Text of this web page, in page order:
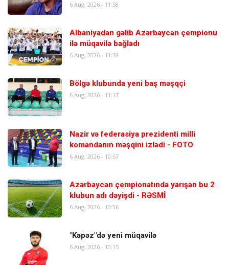
6 Aug, 2026 - 11:58
Albaniyadan gəlib Azərbaycan çempionu
ilə müqavilə bağladı
6 Aug, 2026 - 11:38
Bölgə klubunda yeni baş məşqçi
6 Aug, 2026 - 11:17
Nazir və federasiya prezidenti milli
komandanın məşqini izlədi - FOTO
6 Aug, 2026 - 10:57
Azərbaycan çempionatında yarışan bu 2
klubun adı dəyişdi - RƏSMİ
6 Aug, 2026 - 10:36
"Kəpəz"də yeni müqavilə
6 Aug, 2026 - 10:15